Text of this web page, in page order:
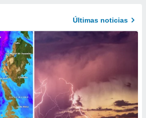
Últimas noticias